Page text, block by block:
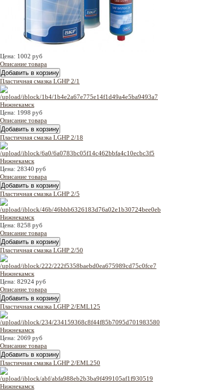
Цена: 1002 руб
Описание товара
Пластичная смазка LGHP 2/1
Цена: 1998 руб
Описание товара
Пластичная смазка LGHP 2/18
Цена: 28340 руб
Описание товара
Пластичная смазка LGHP 2/5
Цена: 8258 руб
Описание товара
Пластичная смазка LGHP 2/50
Цена: 82924 руб
Описание товара
Пластичная смазка LGHP 2/EML125
Цена: 2069 руб
Описание товара
Пластичная смазка LGHP 2/EML250